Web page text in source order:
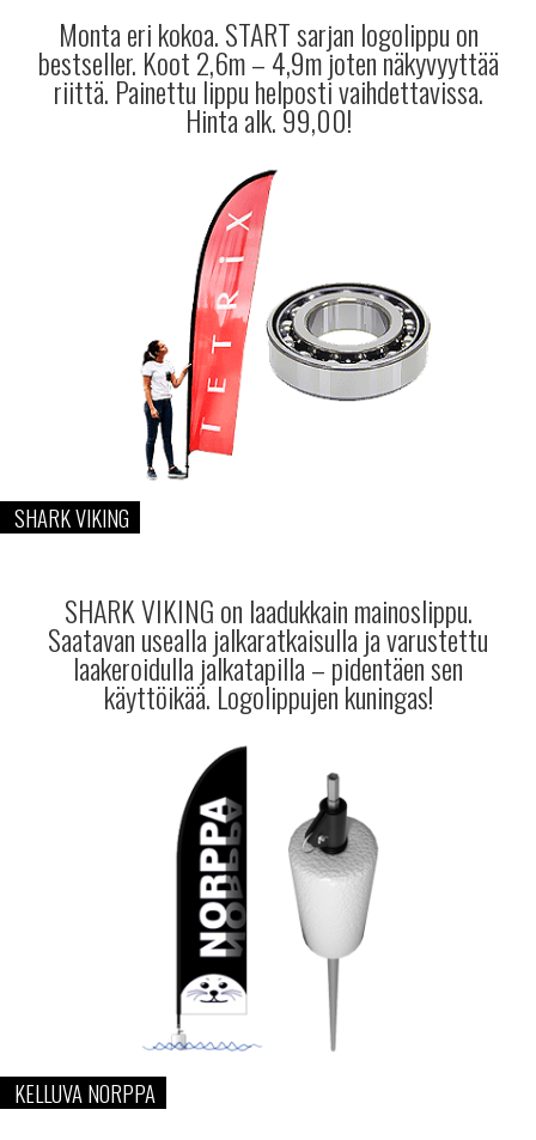
Monta eri kokoa. START sarjan logolippu on
bestseller. Koot 2,6m – 4,9m joten näkyvyyttää
riittä. Painettu lippu helposti vaihdettavissa.
Hinta alk. 99,00!
SHARK VIKING…
SHARK VIKING on laadukkain mainoslippu.
Saatavan usealla jalkaratkaisulla ja varustettu
laakeroidulla jalkatapilla – pidentäen sen
käyttöikää. Logolippujen kuningas!
KELLUVA NORPPA